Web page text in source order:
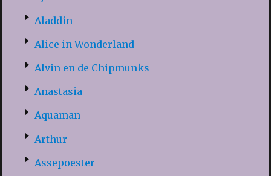
Aladdin
Alice in Wonderland
Alvin en de Chipmunks
Anastasia
Aquaman
Arthur
Assepoester